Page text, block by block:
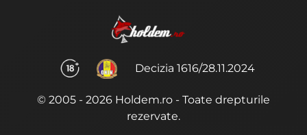
Decizia 1616/28.11.2024
© 2005 - 2026 Holdem.ro - Toate drepturile
rezervate.